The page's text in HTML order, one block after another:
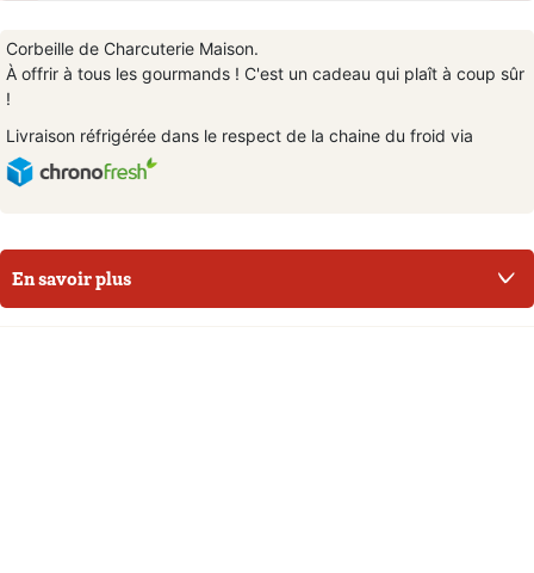
Corbeille de Charcuterie Maison.
À offrir à tous les gourmands ! C'est un cadeau qui plaît à coup sûr
!
Livraison réfrigérée dans le respect de la chaine du froid via
En savoir plus